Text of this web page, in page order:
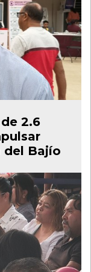
2.6
del Bajío